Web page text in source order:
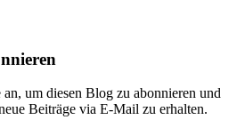
um diesen Blog zu abonnieren und
Beiträge via E-Mail zu erhalten.